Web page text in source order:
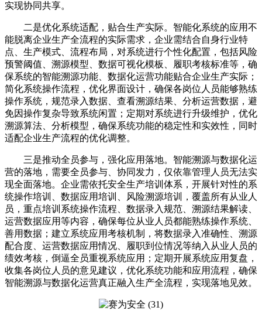
实现协同共享。
二是优化系统适配，贴合生产实际。智能化系统的应用不
能脱离企业生产全流程的实际需求，企业需结合自身行业特
点、生产模式、流程布局，对系统进行个性化配置，包括风险
预警阈值、溯源模型、数据可视化模板、履职考核标准等，确
保系统的智能溯源功能、数据化运营功能贴合企业生产实际；
简化系统操作流程，优化界面设计，确保各岗位人员能够熟练
操作系统，规范录入数据、查看溯源结果、分析运营数据，避
免因操作复杂导致系统闲置；定期对系统进行升级维护，优化
溯源算法、分析模型，确保系统功能的稳定性和实效性，同时
适配企业生产流程的优化调整。
三是推动全员参与，强化应用落地。智能溯源与数据化运
营的落地，需要全员参与、协同发力，仅依靠管理人员无法实
现全面落地。企业需依托安全生产培训体系，开展针对性的系
统操作培训、数据应用培训、风险溯源培训，覆盖所有从业人
员，重点培训系统操作流程、数据录入规范、溯源结果解读、
运营数据应用等内容，确保每位从业人员都能熟练操作系统、
善用数据；建立系统应用考核机制，将数据录入准确性、溯源
配合度、运营数据应用情况、履职到位情况等纳入从业人员的
绩效考核，倒逼全员重视系统应用；定期开展系统应用复盘，
收集各岗位人员的意见建议，优化系统功能和应用流程，确保
智能溯源与数据化运营真正融入生产全流程，实现落地见效。